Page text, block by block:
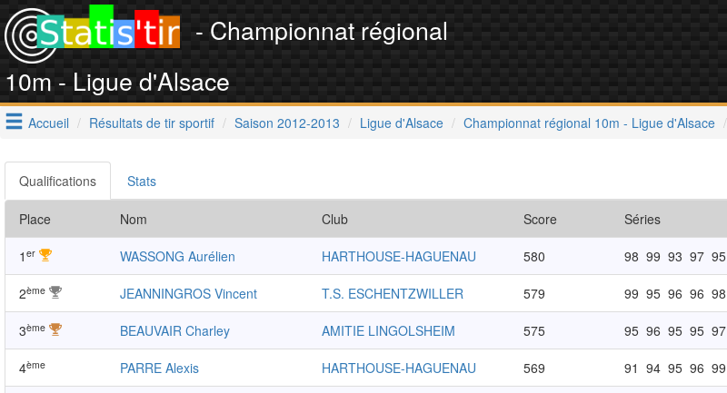
- Championnat régional
10m - Ligue d'Alsace
Accueil Résultats de tir sportif Saison 2012-2013 Ligue d'Alsace Championnat régional 10m - Ligue d'Alsace
Qualifications Stats
Place Nom Club Score Séries
1 er WASSONG Aurélien HARTHOUSE-HAGUENAU 580 98 99 93 97 95
2ème JEANNINGROS Vincent T.S. ESCHENTZWILLER 579 99 95 96 96 98
3ème BEAUVAIR Charley AMITIE LINGOLSHEIM 575 95 96 95 95 97
4ème PARRE Alexis HARTHOUSE-HAGUENAU 569 91 94 95 96 99